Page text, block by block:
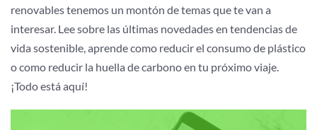
renovables tenemos un montón de temas que te van a
interesar. Lee sobre las últimas novedades en tendencias de
vida sostenible, aprende como reducir el consumo de plástico
o como reducir la huella de carbono en tu próximo viaje.
¡Todo está aquí!